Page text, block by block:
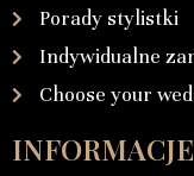
Porady stylistki
Indywidualne
Choose your
INFORMACJE